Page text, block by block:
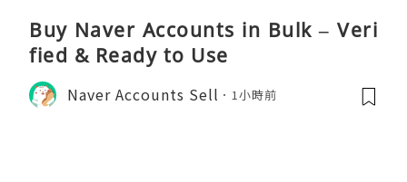
Buy Naver Accounts in Bulk – Veri
fied & Ready to Use
Naver Accounts Sell 1小時前